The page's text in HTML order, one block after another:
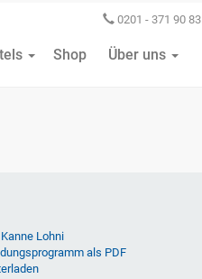
0201 - 371 90 83
Shop Über uns
Lohni
als PDF